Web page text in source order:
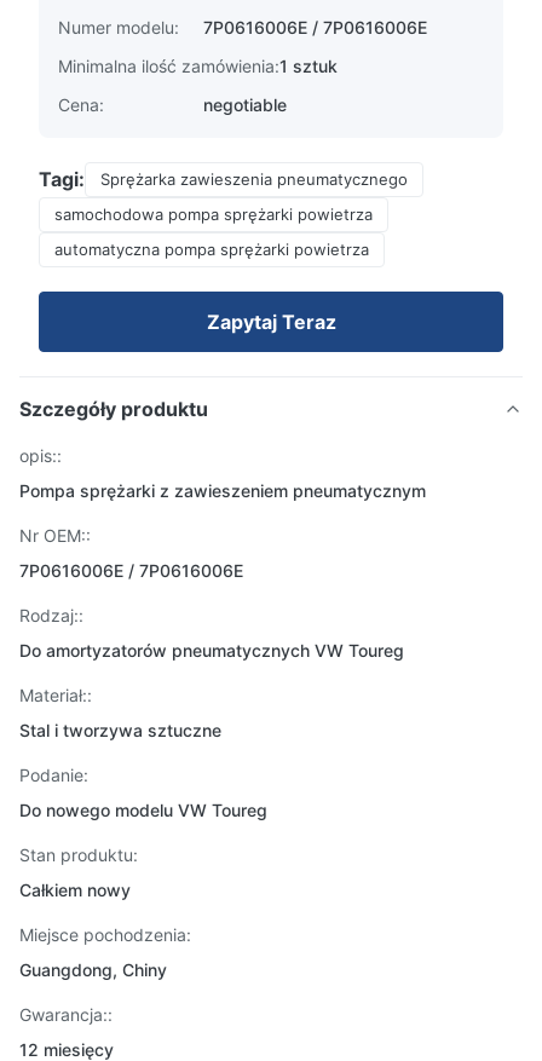
Numer modelu:
7P0616006E / 7P0616006E
Minimalna ilość zamówienia:1 sztuk
Cena:
negotiable
Tagi:
Sprężarka zawieszenia pneumatycznego
samochodowa pompa sprężarki powietrza
automatyczna pompa sprężarki powietrza
Zapytaj Teraz
Szczegóły produktu
opis::
Pompa sprężarki z zawieszeniem pneumatycznym
Nr OEM::
7P0616006E / 7P0616006E
Rodzaj::
Do amortyzatorów pneumatycznych VW Toureg
Materiał::
Stal i tworzywa sztuczne
Podanie:
Do nowego modelu VW Toureg
Stan produktu:
Całkiem nowy
Miejsce pochodzenia:
Guangdong, Chiny
Gwarancja::
12 miesięcy